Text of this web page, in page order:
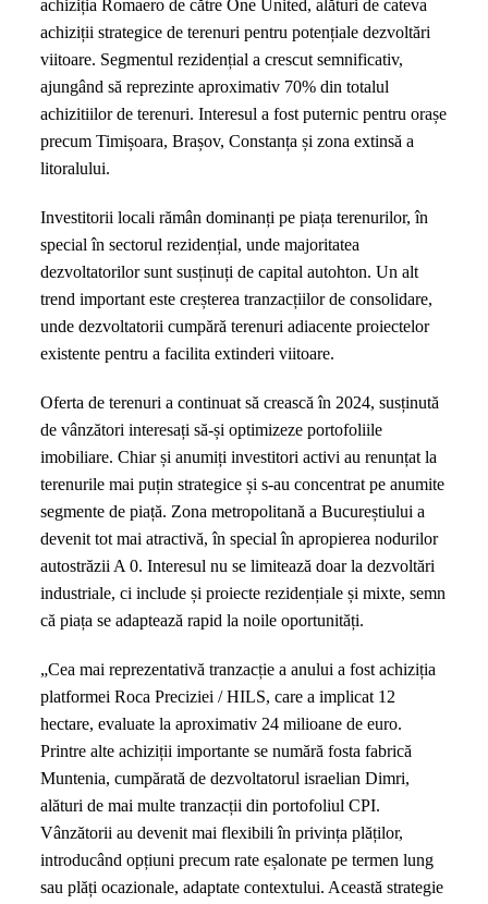
achiziția Romaero de către One United, alături de cateva
achiziții strategice de terenuri pentru potențiale dezvoltări
viitoare. Segmentul rezidențial a crescut semnificativ,
ajungând să reprezinte aproximativ 70% din totalul
achizitiilor de terenuri. Interesul a fost puternic pentru orașe
precum Timișoara, Brașov, Constanța și zona extinsă a
litoralului.
Investitorii locali rămân dominanți pe piața terenurilor, în
special în sectorul rezidențial, unde majoritatea
dezvoltatorilor sunt susținuți de capital autohton. Un alt
trend important este creșterea tranzacțiilor de consolidare,
unde dezvoltatorii cumpără terenuri adiacente proiectelor
existente pentru a facilita extinderi viitoare.
Oferta de terenuri a continuat să crească în 2024, susținută
de vânzători interesați să-și optimizeze portofoliile
imobiliare. Chiar și anumiți investitori activi au renunțat la
terenurile mai puțin strategice și s-au concentrat pe anumite
segmente de piață. Zona metropolitană a Bucureștiului a
devenit tot mai atractivă, în special în apropierea nodurilor
autostrăzii A 0. Interesul nu se limitează doar la dezvoltări
industriale, ci include și proiecte rezidențiale și mixte, semn
că piața se adaptează rapid la noile oportunități.
„Cea mai reprezentativă tranzacție a anului a fost achiziția
platformei Roca Preciziei / HILS, care a implicat 12
hectare, evaluate la aproximativ 24 milioane de euro.
Printre alte achiziții importante se numără fosta fabrică
Muntenia, cumpărată de dezvoltatorul israelian Dimri,
alături de mai multe tranzacții din portofoliul CPI.
Vânzătorii au devenit mai flexibili în privința plăților,
introducând opțiuni precum rate eșalonate pe termen lung
sau plăți ocazionale, adaptate contextului. Această strategie